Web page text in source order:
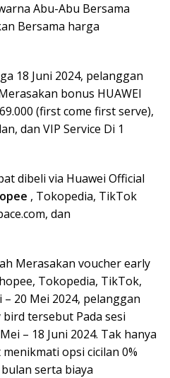
Abu-Abu Bersama
Bersama harga
18 Juni 2024, pelanggan
bonus HUAWEI
(first come first serve),
dan VIP Service Di 1
dibeli via Huawei Official
, Tokopedia, TikTok
dan
Merasakan voucher early
Tokopedia, TikTok,
– 20 Mei 2024, pelanggan
tersebut Pada sesi
– 18 Juni 2024. Tak hanya
opsi cicilan 0%
serta biaya